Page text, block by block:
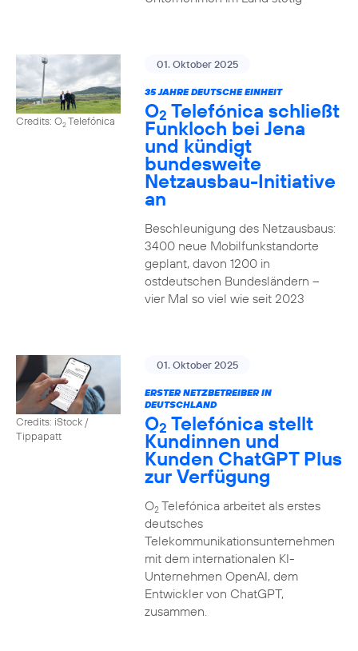
Credits: O2Telefónica
01. Oktober 2025
35 JAHRE DEUTSCHE EINHEIT
O2 Telefónica schließt
Funkloch bei Jena
und kündigt
bundesweite
Netzausbau-Initiative
an
Beschleunigung des Netzausbaus:
3400 neue Mobilfunkstandorte
geplant, davon 1200 in
ostdeutschen Bundesländern –
vier Mal so viel wie seit 2023
Credits: iStock /
Tippapatt
01. Oktober 2025
ERSTER NETZBETREIBER IN
DEUTSCHLAND
O2 Telefónica stellt
Kundinnen und
Kunden ChatGPT Plus
zur Verfügung
O2Telefónica arbeitet als erstes
deutsches
Telekommunikationsunternehmen
mit dem internationalen KI-
Unternehmen OpenAI, dem
Entwickler von ChatGPT,
zusammen.